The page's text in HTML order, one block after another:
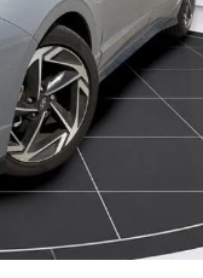
Affaire